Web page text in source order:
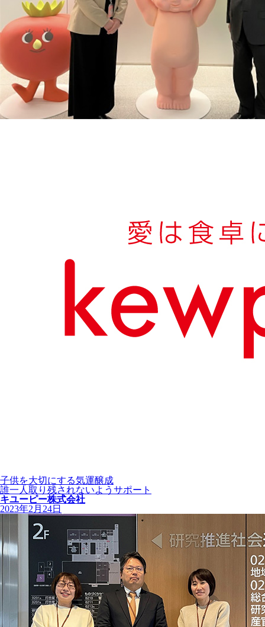
子供を大切にする気運醸成
誰一人取り残されないようサポート
キユーピー株式会社
2023年2月24日